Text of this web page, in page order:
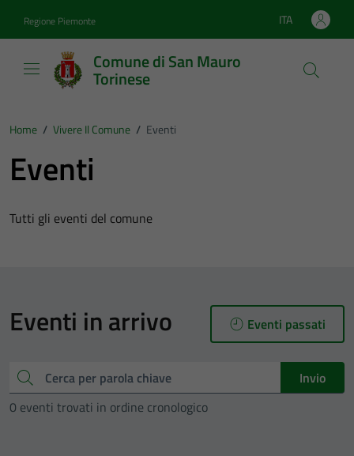
Regione Piemonte Lingua attiva:
ITA
Comune di San Mauro
Torinese
Home / Vivere Il Comune / Eventi
Eventi
Tutti gli eventi del comune
Eventi in arrivo Eventi passati
Cerca
Invio
0 eventi trovati in ordine cronologico